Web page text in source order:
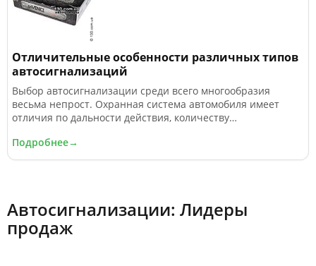
Отличительные особенности различных типов
автосигнализаций
Выбор автосигнализации среди всего многообразия
весьма непрост. Охранная система автомобиля имеет
отличия по дальности действия, количеству
других функций...
Подробнее→
Автосигнализации: Лидеры
продаж